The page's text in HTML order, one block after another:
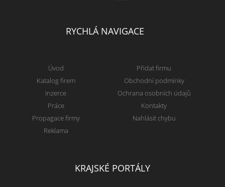
RYCHLÁ NAVIGACE
Úvod
Katalog firem
Inzerce
Práce
Propagace firmy
Reklama
Přidat firmu
Obchodní podmínky
Ochrana osobních údajů
Kontakty
Nahlásit chybu
KRAJSKÉ PORTÁLY